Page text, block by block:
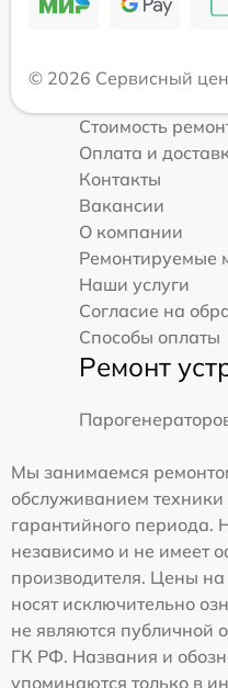
© 2026 Сервисный
Стоимость
Оплата и
Контакты
Вакансии
О компании
Ремонтируемые
Наши услуги
Согласие на
Способы оплаты
Ремонт
Мы занимаемся
обслуживанием техники
гарантийного периода.
независимо и не имеет
производителя. Цены
носят исключительно
не являются публичной
ГК РФ. Названия и
упоминаются только в